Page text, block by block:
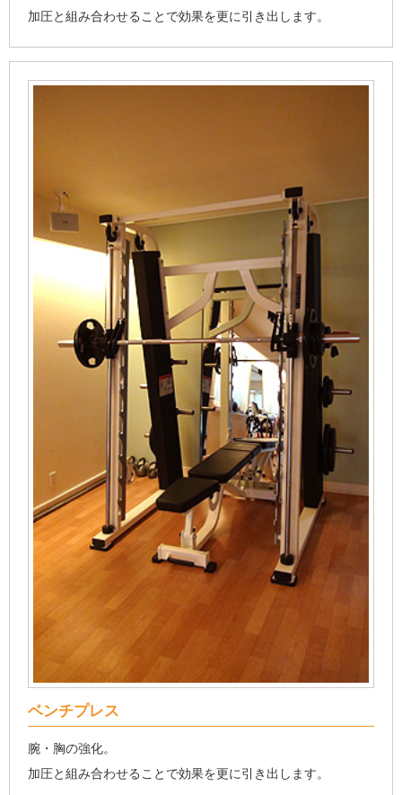
加圧と組み合わせることで効果を更に引き出します。
ベンチプレス
腕・胸の強化。
加圧と組み合わせることで効果を更に引き出します。